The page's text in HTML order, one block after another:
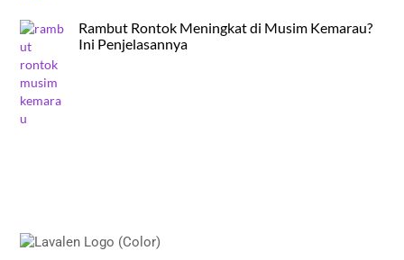
Rambut Rontok Meningkat di Musim Kemarau?
Ini Penjelasannya
Top